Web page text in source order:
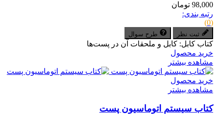
98,000 تومان
رتبه بندی:
(0)
ثبت نظر طرح سوال
کتاب کابل: کابل و ملحقات آن در پست‌ها
خرید محصول
مشاهده بیشتر
خرید محصول
مشاهده بیشتر
کتاب سیستم اتوماسیون پست